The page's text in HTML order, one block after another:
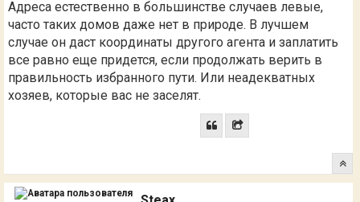
Адреса естественно в большинстве случаев левые,
часто таких домов даже нет в природе. В лучшем
случае он даст координаты другого агента и заплатить
все равно еще придется, если продолжать верить в
правильность избранного пути. Или неадекватных
хозяев, которые вас не заселят.